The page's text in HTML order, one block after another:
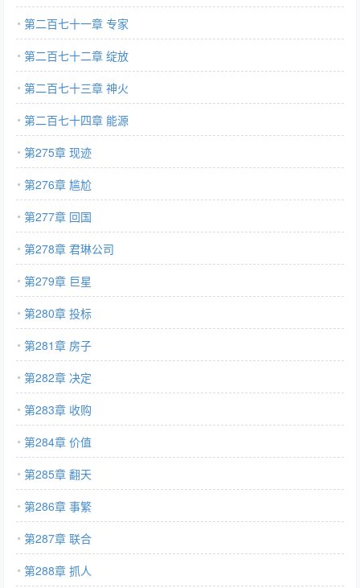
第二百七十一章 专家
第二百七十二章 绽放
第二百七十三章 神火
第二百七十四章 能源
第275章 现迹
第276章 尴尬
第277章 回国
第278章 君琳公司
第279章 巨星
第280章 投标
第281章 房子
第282章 决定
第283章 收购
第284章 价值
第285章 翻天
第286章 事繁
第287章 联合
第288章 抓人